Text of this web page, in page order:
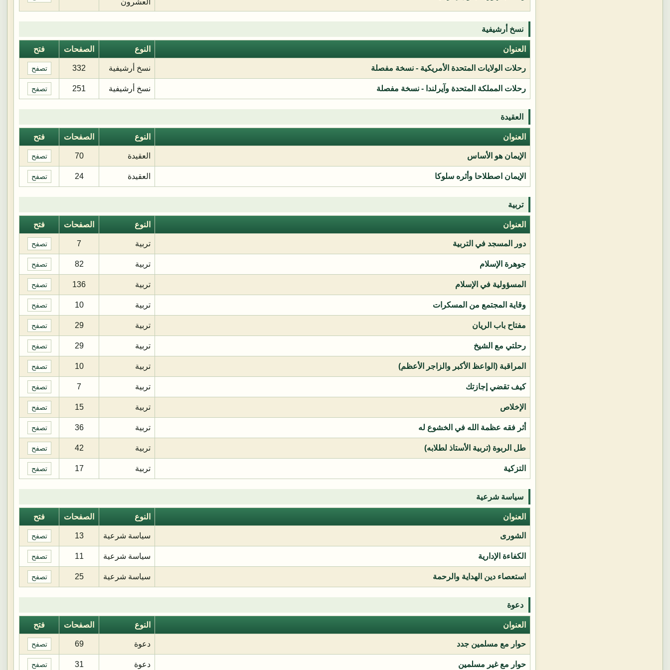
نسخ أرشيفية
العنوان النوع الصفحات فتح
رحلات الولايات المتحدة الأمريكية - نسخة مفصلة نسخ أرشيفية 332 تصفح
رحلات المملكة المتحدة وآيرلندا - نسخة مفصلة نسخ أرشيفية 251 تصفح
العقيدة
العنوان النوع الصفحات فتح
الإيمان هو الأساس العقيدة 70 تصفح
الإيمان اصطلاحا وأثره سلوكا العقيدة 24 تصفح
تربية
العنوان النوع الصفحات فتح
دور المسجد في التربية تربية 7 تصفح
جوهرة الإسلام تربية 82 تصفح
المسؤولية في الإسلام تربية 136 تصفح
وقاية المجتمع من المسكرات تربية 10 تصفح
مفتاح باب الريان تربية 29 تصفح
رحلتي مع الشيخ تربية 29 تصفح
المراقبة (الواعظ الأكبر والزاجر الأعظم) تربية 10 تصفح
كيف تقضي إجازتك تربية 7 تصفح
الإخلاص تربية 15 تصفح
أثر فقه عظمة الله في الخشوع له تربية 36 تصفح
طل الربوة (تربية الأستاذ لطلابه) تربية 42 تصفح
التزكية تربية 17 تصفح
سياسة شرعية
العنوان النوع الصفحات فتح
الشورى سياسة شرعية 13 تصفح
الكفاءة الإدارية سياسة شرعية 11 تصفح
استعصاء دين الهداية والرحمة سياسة شرعية 25 تصفح
دعوة
العنوان النوع الصفحات فتح
حوار مع مسلمين جدد دعوة 69 تصفح
حوار مع غير مسلمين دعوة 31 تصفح